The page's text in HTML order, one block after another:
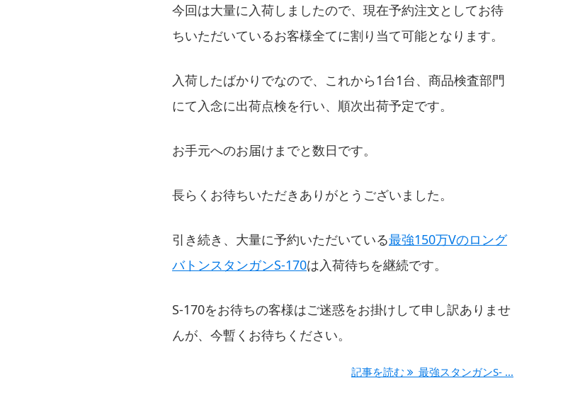
今回は大量に入荷しましたので、現在予約注文としてお待
ちいただいているお客様全てに割り当て可能となります。
入荷したばかりでなので、これから1台1台、商品検査部門
にて入念に出荷点検を行い、順次出荷予定です。
お手元へのお届けまでと数日です。
長らくお待ちいただきありがとうございました。
引き続き、大量に予約いただいている最強150万Vのロング
バトンスタンガンS-170は入荷待ちを継続です。
S-170をお待ちの客様はご迷惑をお掛けして申し訳ありませ
んが、今暫くお待ちください。
記事を読む 最強スタンガンS- ...